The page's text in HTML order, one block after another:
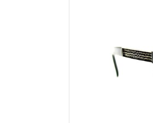
Известные бренды
Футляры и мешки
Красота и
Атрибуты для